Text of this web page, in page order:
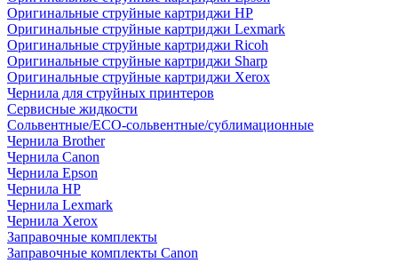
Оригинальные струйные картриджи HP
Оригинальные струйные картриджи Lexmark
Оригинальные струйные картриджи Ricoh
Оригинальные струйные картриджи Sharp
Оригинальные струйные картриджи Xerox
Чернила для струйных принтеров
Сервисные жидкости
Сольвентные/ECO-сольвентные/сублимационные
Чернила Brother
Чернила Canon
Чернила Epson
Чернила HP
Чернила Lexmark
Чернила Xerox
Заправочные комплекты
Заправочные комплекты Canon